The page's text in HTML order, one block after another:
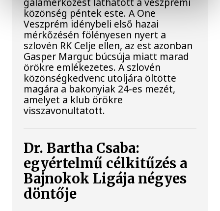
közönség péntek este. A One
Veszprém idénybeli első hazai
mérkőzésén fölényesen nyert a
szlovén RK Celje ellen, az est azonban
Gasper Marguc búcsúja miatt marad
örökre emlékezetes. A szlovén
közönségkedvenc utoljára öltötte
magára a bakonyiak 24-es mezét,
amelyet a klub örökre
visszavonultatott.
Dr. Bartha Csaba:
egyértelmű célkitűzés a
Bajnokok Ligája négyes
döntője